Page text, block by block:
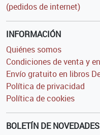
(pedidos de internet)
INFORMACIÓN
Quiénes somos
Condiciones de venta y
Envío gratuito en libros
Política de privacidad
Política de cookies
BOLETÍN DE NOVEDADES